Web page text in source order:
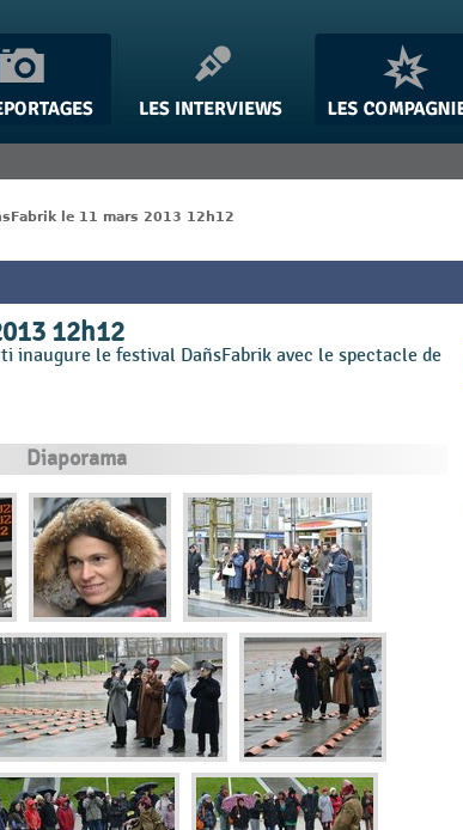
le 11 mars 2013 12h12
12h12
inaugure le festival DañsFabrik avec le spectacle de
Diaporama